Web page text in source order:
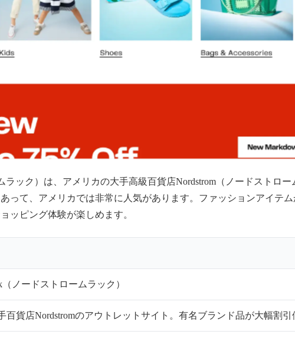
ラック）は、アメリカの大手高級百貨店Nordstrom（ノードストロ
って、アメリカでは非常に人気があります。ファッションアイテ
ッピング体験が楽しめます。
（ノードストロームラック）
百貨店Nordstromのアウトレットサイト。有名ブランド品が大幅割引